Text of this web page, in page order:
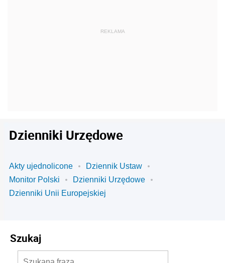
Dzienniki Urzędowe
Akty ujednolicone
Dziennik Ustaw
Monitor Polski
Dzienniki Urzędowe
Dzienniki Unii Europejskiej
Szukaj